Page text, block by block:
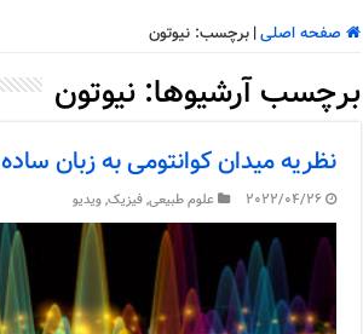
صفحه اصلی| برچسب:نیوتون
برچسب آرشیوها:نیوتون
نظریه میدان کوانتومی به زبان ساده
2022/04/26 علوم طبیعی,فیزیک,ویدیو